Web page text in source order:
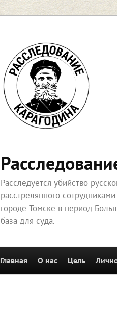
Расследуется убийство
расстрелянного
городе Томске в период
база для суда.
Перейти к основному
Главная О нас Цель